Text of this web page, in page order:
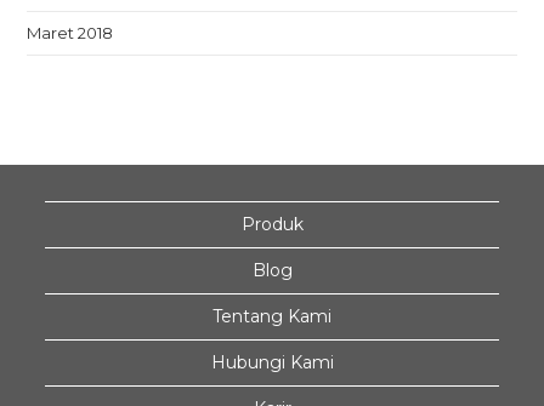
Maret 2018
Produk
Blog
Tentang Kami
Hubungi Kami